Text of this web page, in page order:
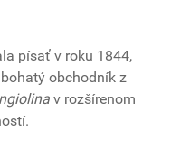
písať v roku 1844,
obchodník z
v rozšírenom